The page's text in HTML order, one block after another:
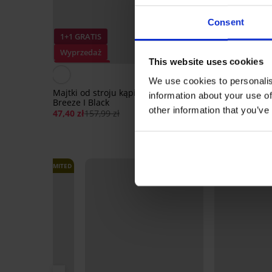
Consent
This website uses cookies
We use cookies to
information about your use
other information that
1+1 GRATIS
Wyprzedaż
Majtki od stroju kąpielowego
Breeze I Black
47,40 zł157,99 zł
1+1 GRATIS
Zniżka -70%
Majtki od stroju
Brita I
39,00 zł129,99 zł
LIMITED